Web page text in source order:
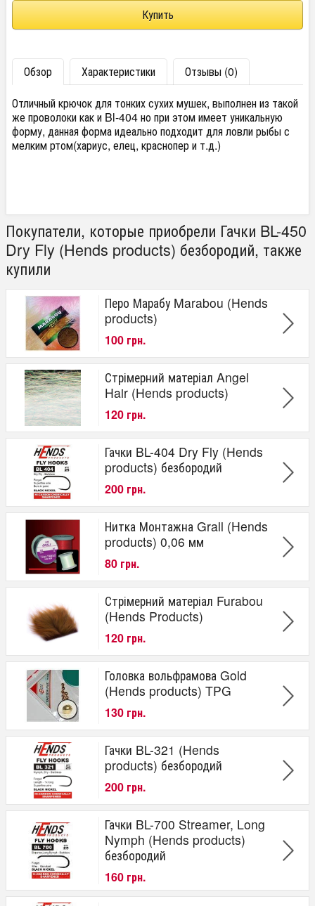
Обзор Характеристики
Отзывы (0)
Отличный крючок для тонких сухих мушек, выполнен из такой
же проволоки как и Bl-404 но при этом имеет уникальную
форму, данная форма идеально подходит для ловли рыбы с
мелким ртом(хариус, елец, краснопер и т.д.)
Покупатели, которые приобрели Гачки BL-450
Dry Fly (Hends products) безбородий, также
купили
Перо Марабу Marabou (Hends
products)
100 грн.
Стрімерний матеріал Angel
Hair (Hends products)
120 грн.
Гачки BL-404 Dry Fly (Hends
products) безбородий
200 грн.
Нитка Монтажна Grall (Hends
produсts) 0,06 мм
80 грн.
Стрімерний матеріал Furabou
(Hends Products)
120 грн.
Головка вольфрамова Gold
(Hends products) TPG
130 грн.
Гачки BL-321 (Hends
products) безбородий
200 грн.
Гачки BL-700 Streamer, Long
Nymph (Hends products)
безбородий
160 грн.